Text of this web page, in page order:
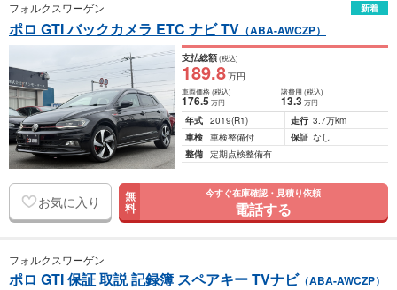
フォルクスワーゲン 新着
ポロ GTI バックカメラ ETC ナビ TV （ABA-AWCZP）
支払総額(税込)
189.8万円
車両価格(税込)
176.5万円
諸費用 (税込)
13.3 万円
年式 2019(R1) 走行 3.7万km
車検 車検整備付 保証 なし
整備 定期点検整備有
お気に入り 無
料
今すぐ在庫確認・見積り依頼
電話する
フォルクスワーゲン
ポロ GTI 保証 取説 記録簿 スペアキー TVナビ（ABA-AWCZP）